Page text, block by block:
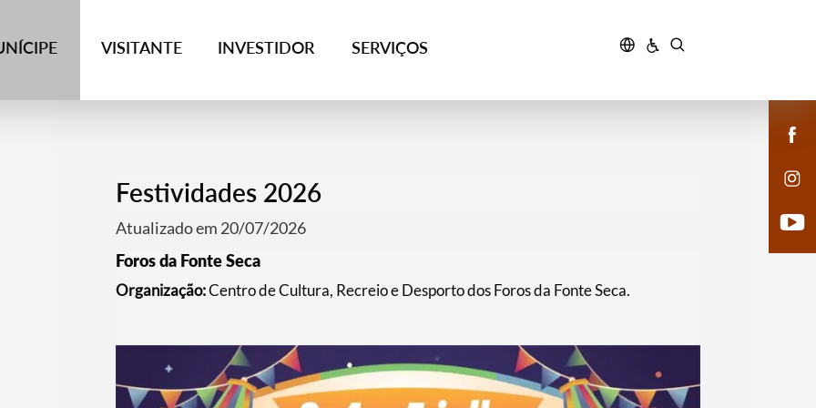
VISITANTE INVESTIDOR SERVIÇOS
Festividades 2026
Atualizado em 20/07/2026
Foros da Fonte Seca
Organização:Centro de Cultura, Recreio e Desporto dos Foros da Fonte Seca.